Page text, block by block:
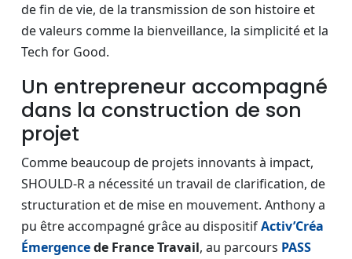
de fin de vie, de la transmission de son histoire et
de valeurs comme la bienveillance, la simplicité et la
Tech for Good.
Un entrepreneur accompagné
dans la construction de son
projet
Comme beaucoup de projets innovants à impact,
SHOULD-R a nécessité un travail de clarification, de
structuration et de mise en mouvement. Anthony a
pu être accompagné grâce au dispositifActiv’Créa
Émergencede France Travail, au parcours PASS